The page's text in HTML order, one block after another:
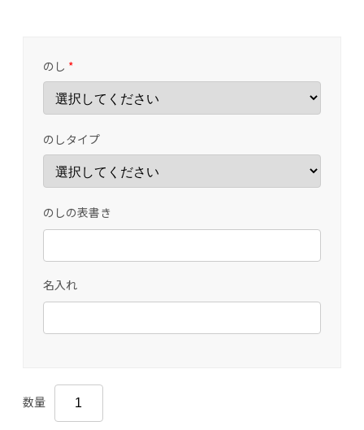
のし *
のしタイプ
のしの表書き
名入れ
数量